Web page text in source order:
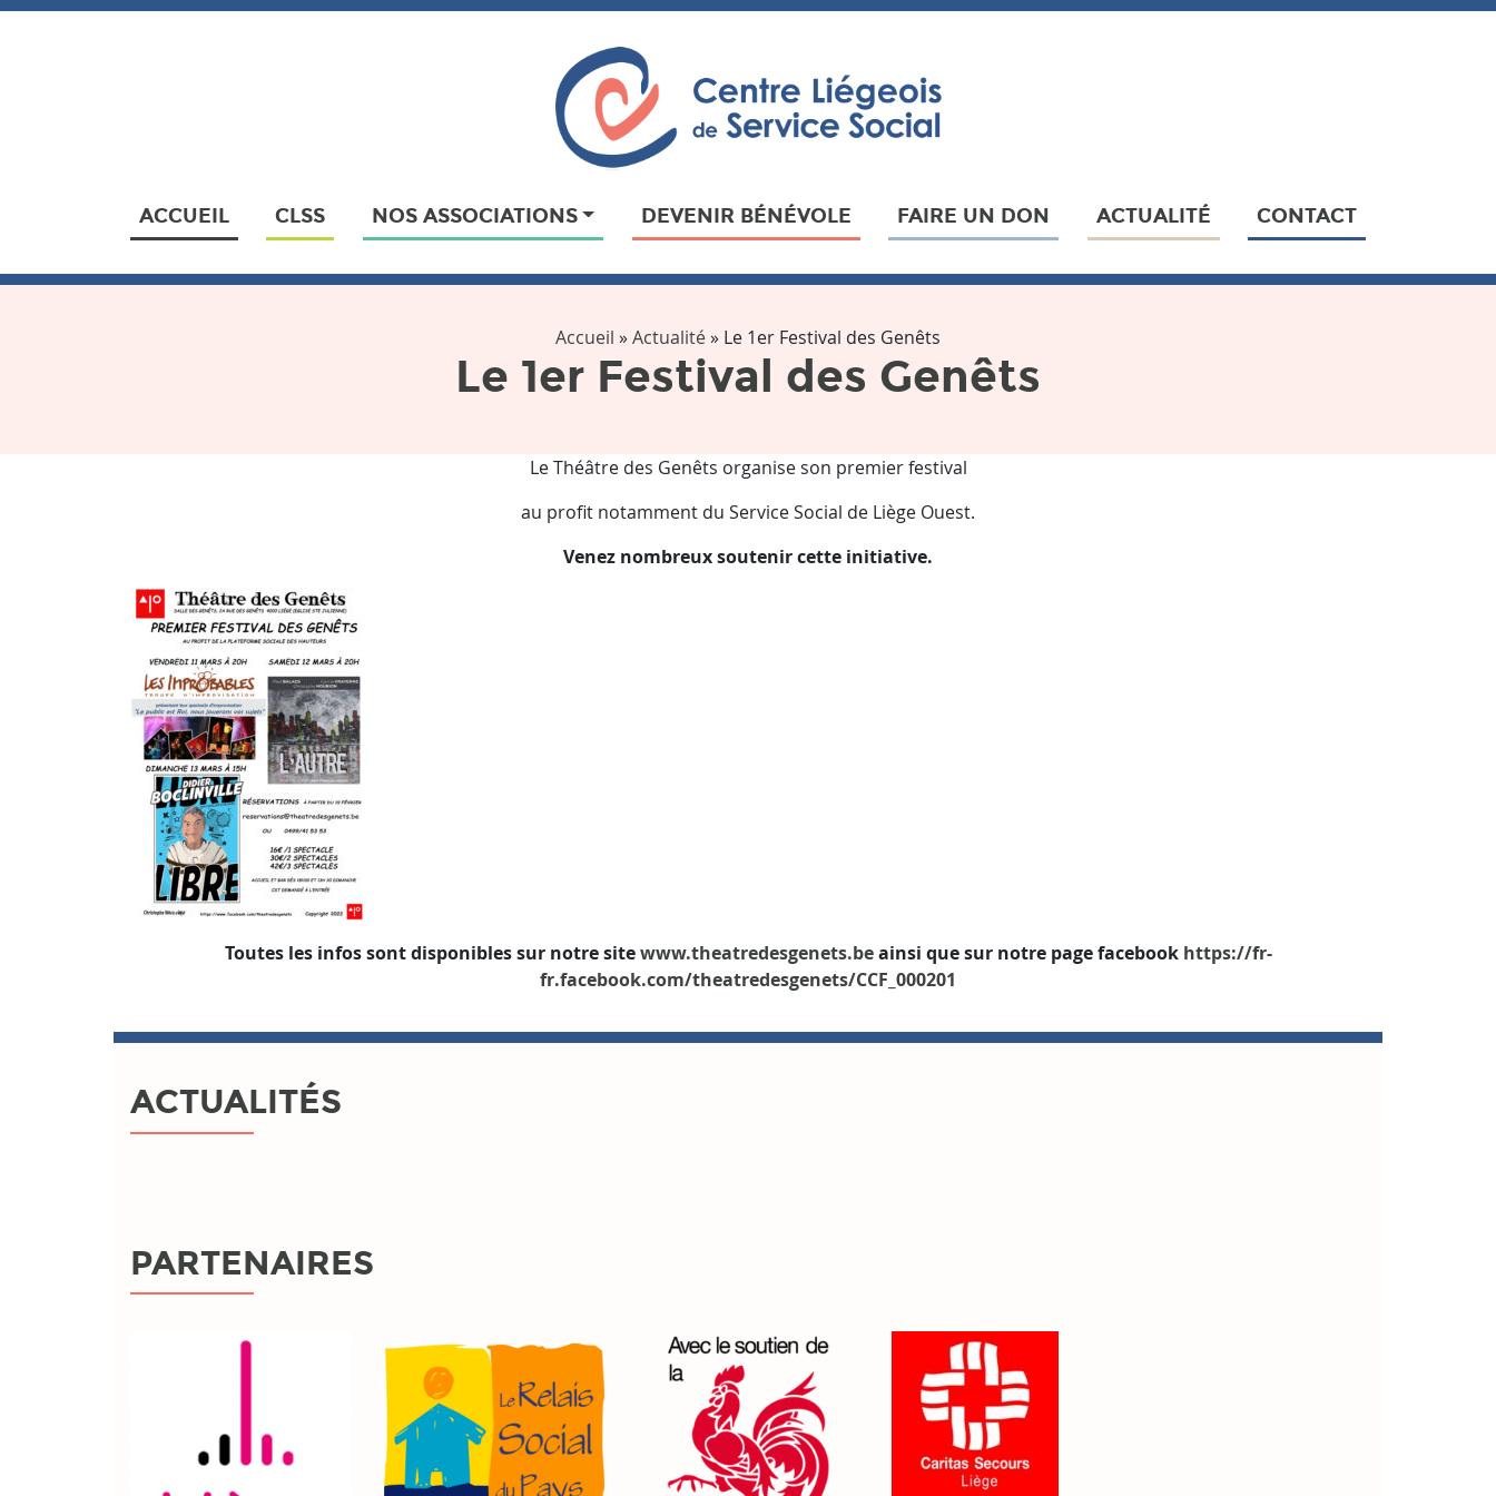
ACCUEIL CLSS NOS ASSOCIATIONS DEVENIR BÉNÉVOLE FAIRE UN DON ACTUALITÉ CONTACT
Accueil »Actualité» Le 1er Festival des Genêts
Le 1er Festival des Genêts
Le Théâtre des Genêts organise son premier festival
au profit notamment du Service Social de Liège Ouest.
Venez nombreux soutenir cette initiative.
Toutes les infos sont disponibles sur notre sitewww.theatredesgenets.beainsi que sur notre page facebook https://fr-
fr.facebook.com/theatredesgenets/CCF_000201
ACTUALITÉS
PARTENAIRES